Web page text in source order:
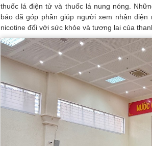
thuốc lá điện tử và thuốc lá nung nóng.
báo đã góp phần giúp người xem nhận
nicotine đối với sức khỏe và tương lai của